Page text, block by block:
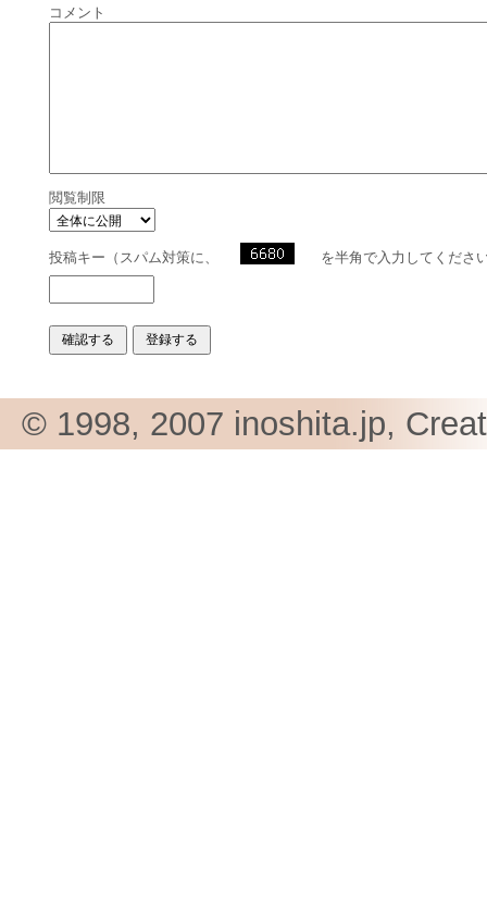
コメント
閲覧制限
投稿キー（スパム対策に、 を半角で入力してくださ
© 1998, 2007 inoshita.jp,